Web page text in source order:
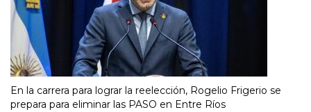
En la carrera para lograr la reelección, Rogelio Frigerio se
prepara para eliminar las PASO en Entre Ríos